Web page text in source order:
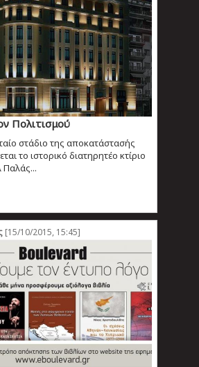
Πολιτισμού
στάδιο της αποκατάστασής
το ιστορικό διατηρητέο κτίριο
Παλάς...
[15/10/2015, 15:45]